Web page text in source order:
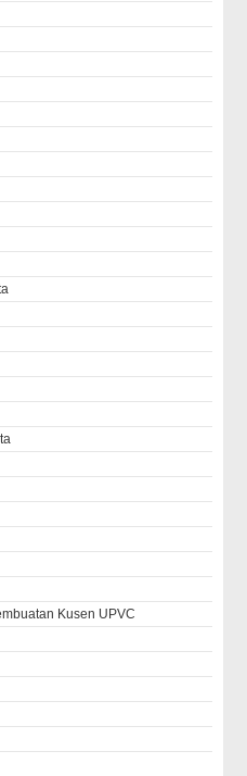
Kusen UPVC